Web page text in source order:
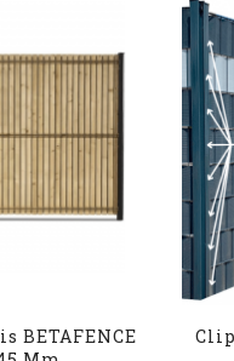
BETAFENCE